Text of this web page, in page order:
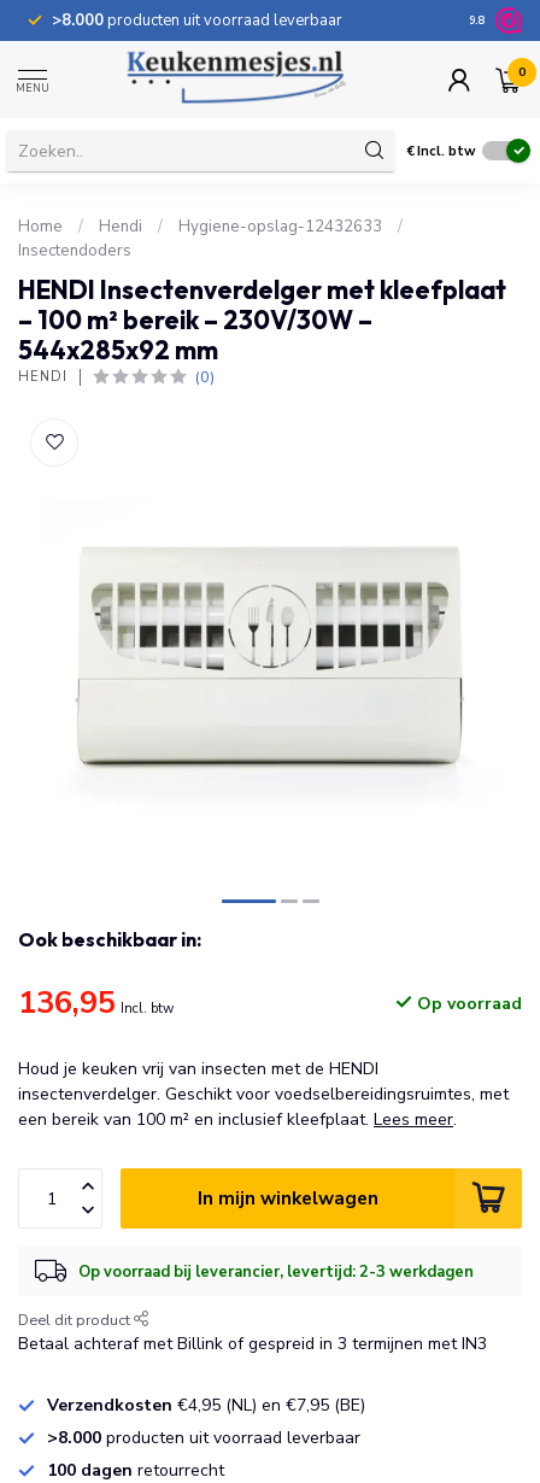
>8.000producten uit voorraad leverbaar 100
9.8
MENU
0
€Incl. btw
Home / Hendi / Hygiene-opslag-12432633
/
Insectendoders
HENDI Insectenverdelger met kleefplaat
– 100 m² bereik – 230V/30W –
544x285x92 mm
HENDI (0)
Ook beschikbaar in:
136,95 Incl. btw Op voorraad
Houd je keuken vrij van insecten met de HENDI
insectenverdelger. Geschikt voor voedselbereidingsruimtes, met
een bereik van 100 m² en inclusief kleefplaat. Lees meer.
In mijn winkelwagen
Op voorraad bij leverancier, levertijd: 2-3 werkdagen
Deel dit product
Betaal achteraf met Billink of gespreid in 3 termijnen met IN3
Verzendkosten €4,95 (NL) en €7,95 (BE)
>8.000 producten uit voorraad leverbaar
100 dagen retourrecht